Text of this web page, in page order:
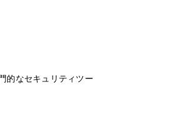
的なセキュリティツー